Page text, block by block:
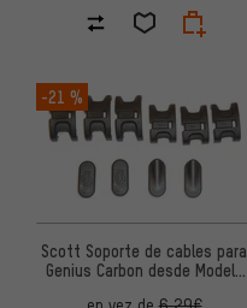
-21 %
Scott Soporte de cables para
Genius Carbon desde Modelo